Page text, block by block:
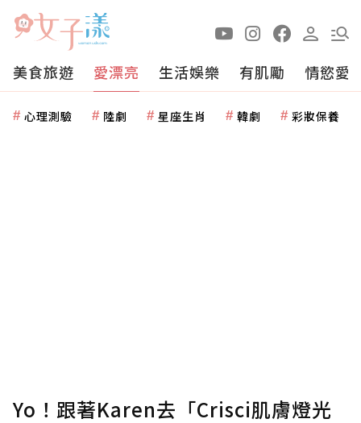
美食旅遊 愛漂亮 生活娛樂 有肌勵 情慾愛
心理測驗 陸劇 星座生肖 韓劇 彩妝保養
Yo！跟著Karen去「Crisci肌膚燈光